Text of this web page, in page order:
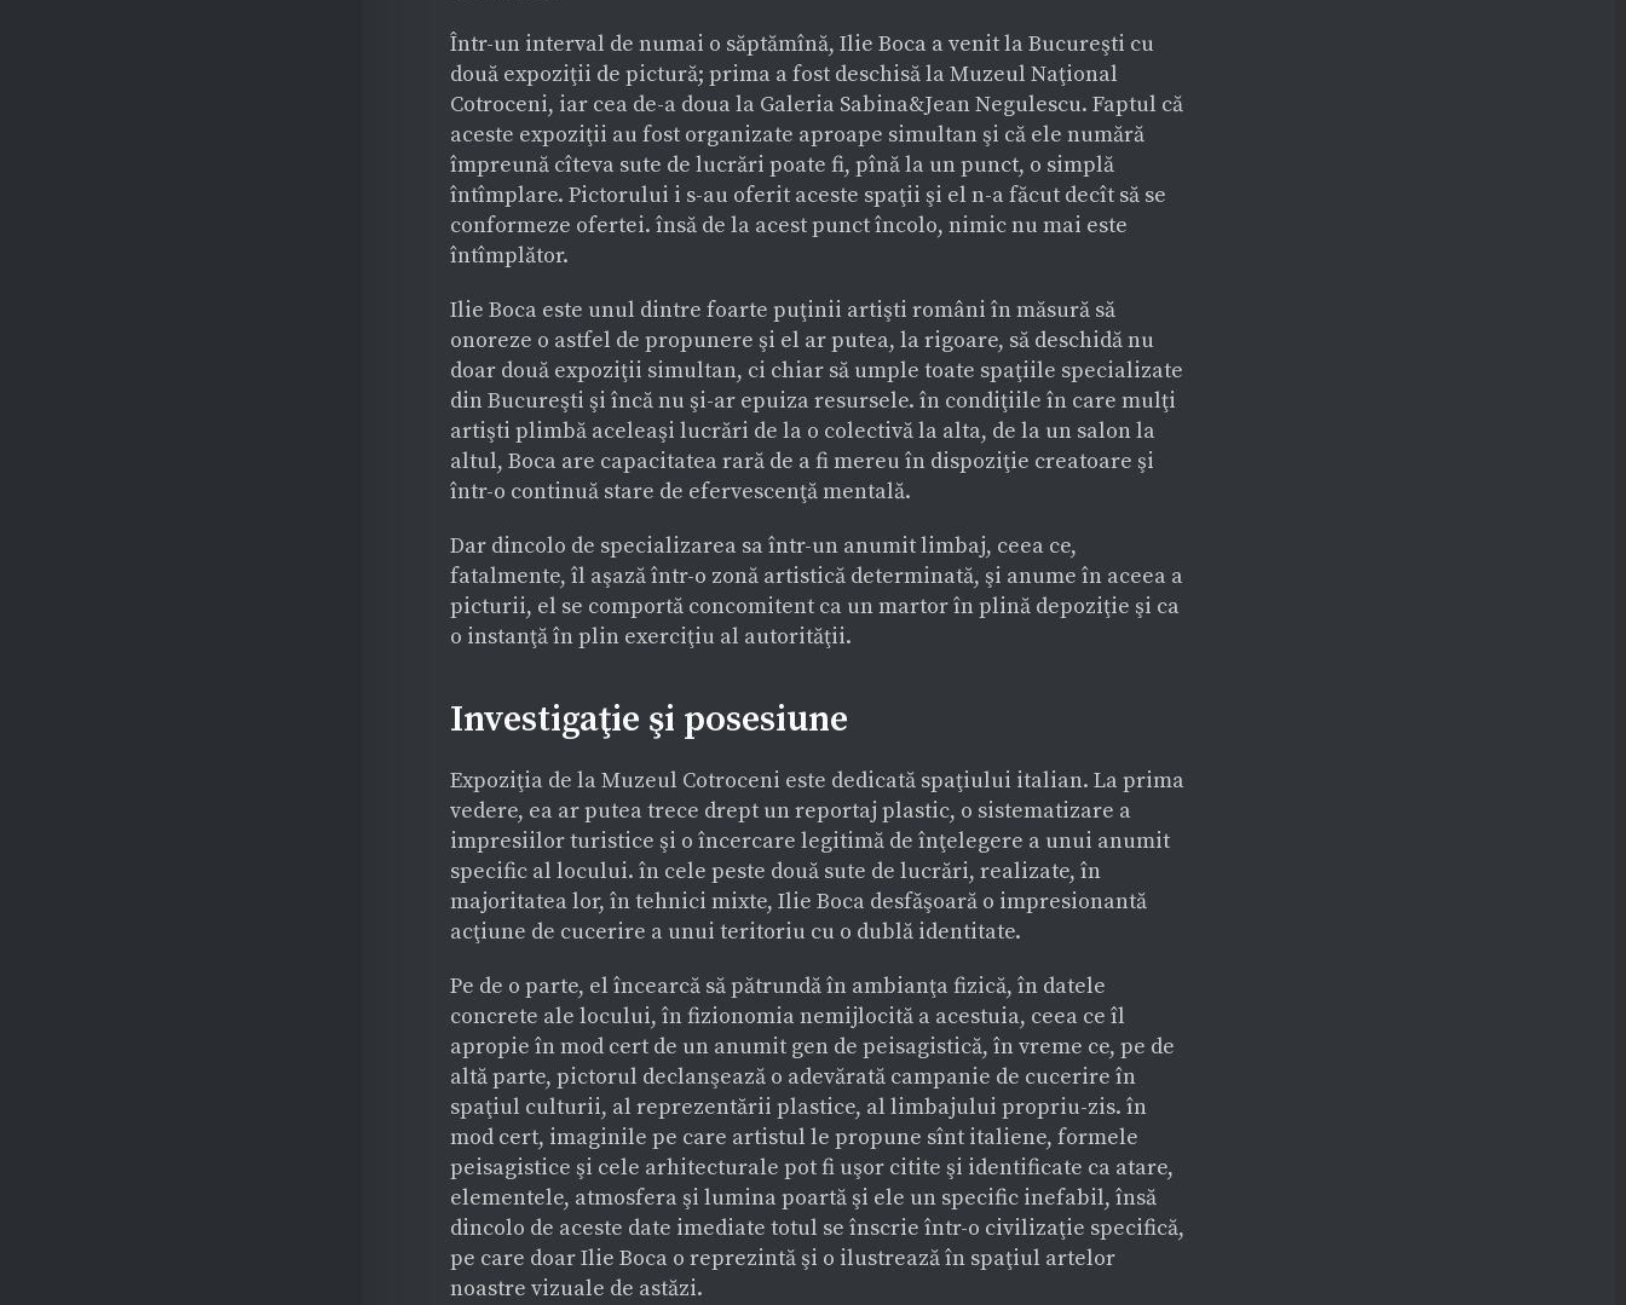
Într-un interval de numai o săptămînă, Ilie Boca a venit la Bucureşti cu
două expoziţii de pictură; prima a fost deschisă la Muzeul Naţional
Cotroceni, iar cea de-a doua la Galeria Sabina&Jean Negulescu. Faptul că
aceste expoziţii au fost organizate aproape simultan şi că ele numără
împreună cîteva sute de lucrări poate fi, pînă la un punct, o simplă
întîmplare. Pictorului i s-au oferit aceste spaţii şi el n-a făcut decît să se
conformeze ofertei. însă de la acest punct încolo, nimic nu mai este
întîmplător.
Ilie Boca este unul dintre foarte puţinii artişti români în măsură să
onoreze o astfel de propunere şi el ar putea, la rigoare, să deschidă nu
doar două expoziţii simultan, ci chiar să umple toate spaţiile specializate
din Bucureşti şi încă nu şi-ar epuiza resursele. în condiţiile în care mulţi
artişti plimbă aceleaşi lucrări de la o colectivă la alta, de la un salon la
altul, Boca are capacitatea rară de a fi mereu în dispoziţie creatoare şi
într-o continuă stare de efervescenţă mentală.
Dar dincolo de specializarea sa într-un anumit limbaj, ceea ce,
fatalmente, îl aşază într-o zonă artistică determinată, şi anume în aceea a
picturii, el se comportă concomitent ca un martor în plină depoziţie şi ca
o instanţă în plin exerciţiu al autorităţii.
Investigaţie şi posesiune
Expoziţia de la Muzeul Cotroceni este dedicată spaţiului italian. La prima
vedere, ea ar putea trece drept un reportaj plastic, o sistematizare a
impresiilor turistice şi o încercare legitimă de înţelegere a unui anumit
specific al locului. în cele peste două sute de lucrări, realizate, în
majoritatea lor, în tehnici mixte, Ilie Boca desfăşoară o impresionantă
acţiune de cucerire a unui teritoriu cu o dublă identitate.
Pe de o parte, el încearcă să pătrundă în ambianţa fizică, în datele
concrete ale locului, în fizionomia nemijlocită a acestuia, ceea ce îl
apropie în mod cert de un anumit gen de peisagistică, în vreme ce, pe de
altă parte, pictorul declanşează o adevărată campanie de cucerire în
spaţiul culturii, al reprezentării plastice, al limbajului propriu-zis. în
mod cert, imaginile pe care artistul le propune sînt italiene, formele
peisagistice şi cele arhitecturale pot fi uşor citite şi identificate ca atare,
elementele, atmosfera şi lumina poartă şi ele un specific inefabil, însă
dincolo de aceste date imediate totul se înscrie într-o civilizaţie specifică,
pe care doar Ilie Boca o reprezintă şi o ilustrează în spaţiul artelor
noastre vizuale de astăzi.